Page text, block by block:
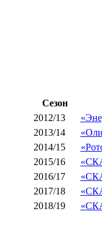
Сезон
2012/13
2013/14
2014/15
2015/16
2016/17
2017/18
2018/19